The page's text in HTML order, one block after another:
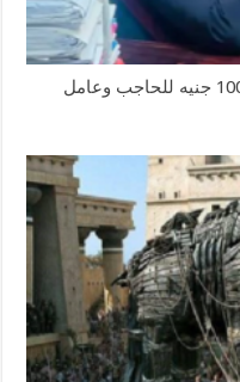
اعترافات القاضي المزيف: غمزة بـ”100 جنيه للحاجب وعامل